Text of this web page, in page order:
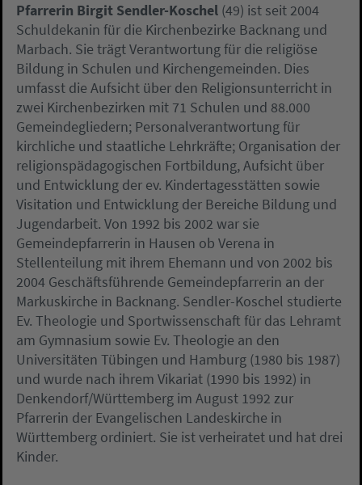
Pfarrerin Birgit Sendler-Koschel (49) ist seit 2004
Schuldekanin für die Kirchenbezirke Backnang und
Marbach. Sie trägt Verantwortung für die religiöse
Bildung in Schulen und Kirchengemeinden. Dies
umfasst die Aufsicht über den Religionsunterricht in
zwei Kirchenbezirken mit 71 Schulen und 88.000
Gemeindegliedern; Personalverantwortung für
kirchliche und staatliche Lehrkräfte; Organisation der
religionspädagogischen Fortbildung, Aufsicht über
und Entwicklung der ev. Kindertagesstätten sowie
Visitation und Entwicklung der Bereiche Bildung und
Jugendarbeit. Von 1992 bis 2002 war sie
Gemeindepfarrerin in Hausen ob Verena in
Stellenteilung mit ihrem Ehemann und von 2002 bis
2004 Geschäftsführende Gemeindepfarrerin an der
Markuskirche in Backnang. Sendler-Koschel studierte
Ev. Theologie und Sportwissenschaft für das Lehramt
am Gymnasium sowie Ev. Theologie an den
Universitäten Tübingen und Hamburg (1980 bis 1987)
und wurde nach ihrem Vikariat (1990 bis 1992) in
Denkendorf/Württemberg im August 1992 zur
Pfarrerin der Evangelischen Landeskirche in
Württemberg ordiniert. Sie ist verheiratet und hat drei
Kinder.